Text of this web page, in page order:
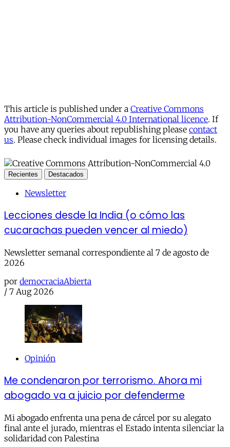
This article is published under a Creative Commons
Attribution-NonCommercial 4.0 International licence. If
you have any queries about republishing please contact
us. Please check individual images for licensing details.
Recientes Destacados
Newsletter
Lecciones desde la India (o cómo las
cucarachas pueden vencer al miedo)
Newsletter semanal correspondiente al 7 de agosto de
2026
por democraciaAbierta
/ 7 Aug 2026
Opinión
Me condenaron por terrorismo. Ahora mi
abogado va a juicio por defenderme
Mi abogado enfrenta una pena de cárcel por su alegato
final ante el jurado, mientras el Estado intenta silenciar la
solidaridad con Palestina